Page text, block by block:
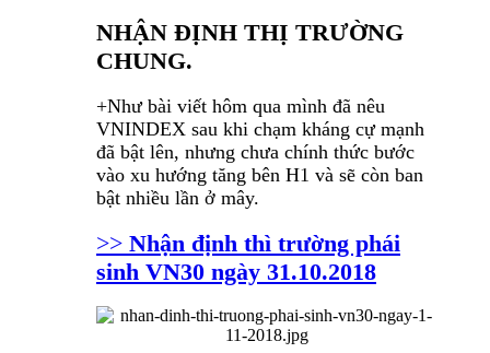
NHẬN ĐỊNH THỊ TRƯỜNG
CHUNG.
+Như bài viết hôm qua mình đã nêu
VNINDEX sau khi chạm kháng cự mạnh
đã bật lên, nhưng chưa chính thức bước
vào xu hướng tăng bên H1 và sẽ còn ban
bật nhiều lần ở mây.
>> Nhận định thì trường phái
sinh VN30 ngày 31.10.2018